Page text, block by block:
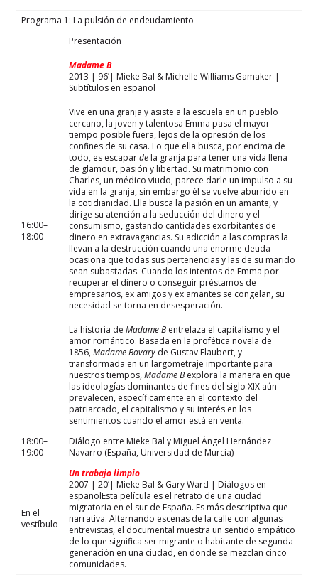
Programa 1: La pulsión de endeudamiento
16:00–
18:00
Presentación
Madame B
2013 | 96’| Mieke Bal & Michelle Williams Gamaker |
Subtítulos en español
Vive en una granja y asiste a la escuela en un pueblo
cercano, la joven y talentosa Emma pasa el mayor
tiempo posible fuera, lejos de la opresión de los
confines de su casa. Lo que ella busca, por encima de
todo, es escapardela granja para tener una vida llena
de glamour, pasión y libertad. Su matrimonio con
Charles, un médico viudo, parece darle un impulso a su
vida en la granja, sin embargo él se vuelve aburrido en
la cotidianidad. Ella busca la pasión en un amante, y
dirige su atención a la seducción del dinero y el
consumismo, gastando cantidades exorbitantes de
dinero en extravagancias. Su adicción a las compras la
llevan a la destrucción cuando una enorme deuda
ocasiona que todas sus pertenencias y las de su marido
sean subastadas. Cuando los intentos de Emma por
recuperar el dinero o conseguir préstamos de
empresarios, ex amigos y ex amantes se congelan, su
necesidad se torna en desesperación.
La historia de Madame Bentrelaza el capitalismo y el
amor romántico. Basada en la profética novela de
1856,Madame Bovaryde Gustav Flaubert, y
transformada en un largometraje importante para
nuestros tiempos,Madame Bexplora la manera en que
las ideologías dominantes de fines del siglo XIX aún
prevalecen, específicamente en el contexto del
patriarcado, el capitalismo y su interés en los
sentimientos cuando el amor está en venta.
18:00–
19:00
Diálogo entre Mieke Bal y Miguel Ángel Hernández
Navarro (España, Universidad de Murcia)
En el
vestíbulo
Un trabajo limpio
2007 | 20’| Mieke Bal & Gary Ward | Diálogos en
españolEsta película es el retrato de una ciudad
migratoria en el sur de España. Es más descriptiva que
narrativa. Alternando escenas de la calle con algunas
entrevistas, el documental muestra un sentido empático
de lo que significa ser migrante o habitante de segunda
generación en una ciudad, en donde se mezclan cinco
comunidades.